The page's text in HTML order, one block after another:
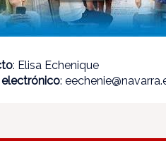
: Elisa Echenique
electrónico: